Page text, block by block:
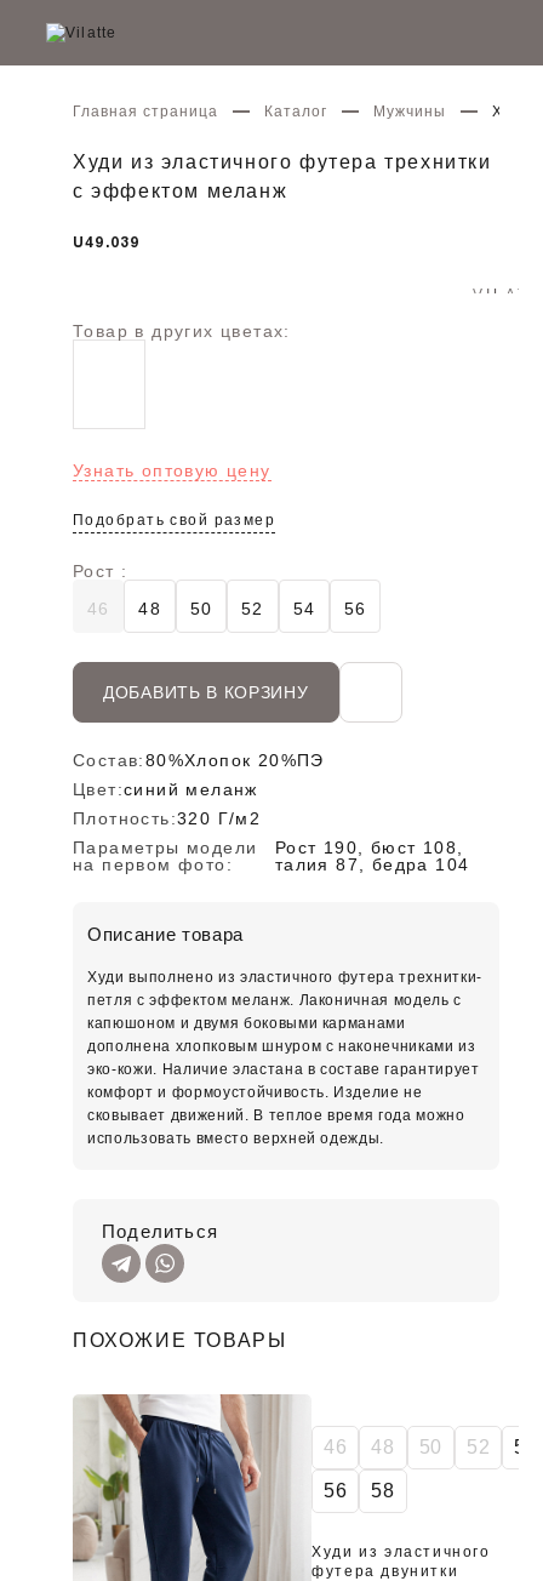
Главная страница Каталог Мужчины Худи
Худи из эластичного футера трехнитки
с эффектом меланж
U49.039
Товар в других цветах:
Узнать оптовую цену
Подобрать свой размер
Рост :
46
48 50 52 54 56
ДОБАВИТЬ В КОРЗИНУ
Состав:80%Хлопок 20%ПЭ
Цвет:синий меланж
Плотность:320 Г/м2
Параметры модели
на первом фото:
Рост 190, бюст 108,
талия 87, бедра 104
Описание товара
Худи выполнено из эластичного футера трехнитки-
петля с эффектом меланж. Лаконичная модель с
капюшоном и двумя боковыми карманами
дополнена хлопковым шнуром с наконечниками из
эко-кожи. Наличие эластана в составе гарантирует
комфорт и формоустойчивость. Изделие не
сковывает движений. В теплое время года можно
использовать вместо верхней одежды.
Поделиться
ПОХОЖИЕ ТОВАРЫ
46 48 50 52 54
56 58
Худи из эластичного
футера двунитки